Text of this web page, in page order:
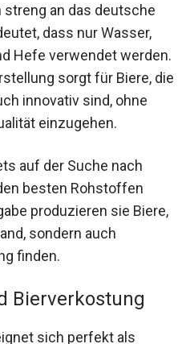
streng an das deutsche
dass nur Wasser,
Hefe verwendet werden.
sorgt für Biere, die
innovativ sind, ohne
einzugehen.
auf der Suche nach
besten Rohstoffen
produzieren sie Biere,
sondern auch
finden.
Bierverkostung
sich perfekt als